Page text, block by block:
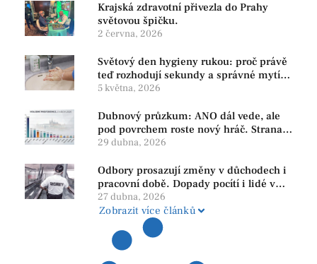
Krajská zdravotní přivezla do Prahy
světovou špičku.
2 června, 2026
Světový den hygieny rukou: proč právě
teď rozhodují sekundy a správné mytí
rukou
5 května, 2026
Dubnový průzkum: ANO dál vede, ale
pod povrchem roste nový hráč. Strana
PRO se drží nejvýš mezi menšími
29 dubna, 2026
Odbory prosazují změny v důchodech i
pracovní době. Dopady pocítí i lidé v
našem regionu
27 dubna, 2026
Zobrazit více článků